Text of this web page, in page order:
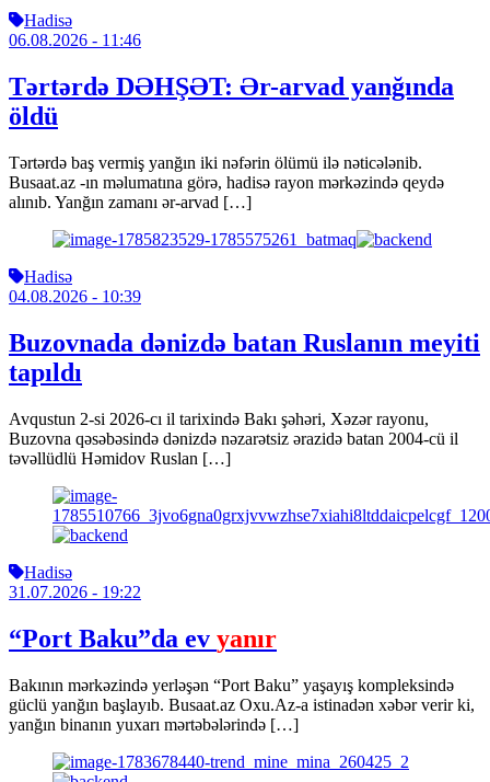
Hadisə
06.08.2026 - 11:46
Tərtərdə DƏHŞƏT: Ər-arvad yanğında
öldü
Tərtərdə baş vermiş yanğın iki nəfərin ölümü ilə nəticələnib.
Busaat.az -ın məlumatına görə, hadisə rayon mərkəzində qeydə
alınıb. Yanğın zamanı ər-arvad […]
Hadisə
04.08.2026 - 10:39
Buzovnada dənizdə batan Ruslanın meyiti
tapıldı
Avqustun 2-si 2026-cı il tarixində Bakı şəhəri, Xəzər rayonu,
Buzovna qəsəbəsində dənizdə nəzarətsiz ərazidə batan 2004-cü il
təvəllüdlü Həmidov Ruslan […]
Hadisə
31.07.2026 - 19:22
“Port Baku”da ev yanır
Bakının mərkəzində yerləşən “Port Baku” yaşayış kompleksində
güclü yanğın başlayıb. Busaat.az Oxu.Az-a istinadən xəbər verir ki,
yanğın binanın yuxarı mərtəbələrində […]